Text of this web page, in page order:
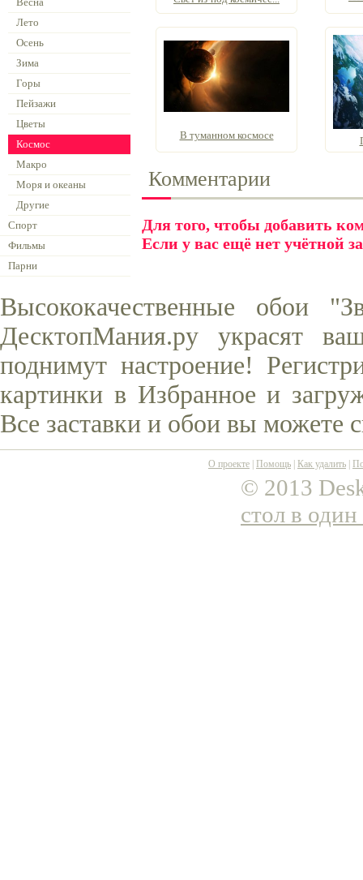
Лето
Осень
Зима
Горы
Пейзажи
Цветы
Космос
Макро
Моря и океаны
Другие
Спорт
Фильмы
Парни
В туманном космосе
Комментарии
Для того, чтобы добавить
Если у вас ещё нет учётной
Высококачественные обои
ДесктопМания.ру украсят
поднимут настроение!
картинки в Избранное и
Все заставки и обои вы можете
О проекте Помощь Как удалить
© 2013
стол в